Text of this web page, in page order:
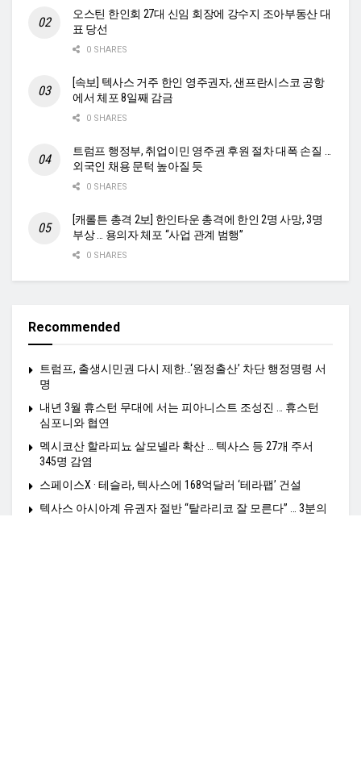
오스틴 한인회 27대 신임 회장에 강수지 조아부동산 대
표 당선
0 SHARES
[속보] 텍사스 거주 한인 영주권자, 샌프란시스코 공항
에서 체포 8일째 감금
0 SHARES
트럼프 행정부, 취업이민 영주권 후원 절차 대폭 손질 …
외국인 채용 문턱 높아질 듯
0 SHARES
[캐롤튼 총격 2보] 한인타운 총격에 한인 2명 사망, 3명
부상 … 용의자 체포 “사업 관계 범행”
0 SHARES
Recommended
트럼프, 출생시민권 다시 제한…‘원정출산’ 차단 행정명령 서
명
내년 3월 휴스턴 무대에 서는 피아니스트 조성진 … 휴스턴
심포니와 협연
멕시코산 할라피뇨 살모넬라 확산 … 텍사스 등 27개 주서
345명 감염
스페이스X · 테슬라, 텍사스에 168억달러 ‘테라팹’ 건설
텍사스 아시아계 유권자 절반 “탈라리코 잘 모른다” … 3분의